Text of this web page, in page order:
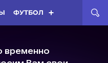
ФУТБОЛ